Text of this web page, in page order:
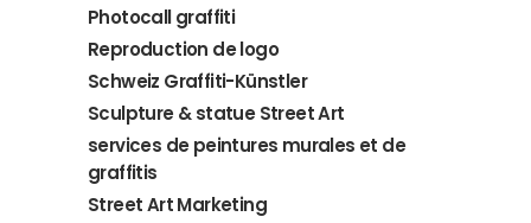
Photocall graffiti
Reproduction de logo
Schweiz Graffiti-Künstler
Sculpture & statue Street Art
services de peintures murales et de
graffitis
Street Art Marketing